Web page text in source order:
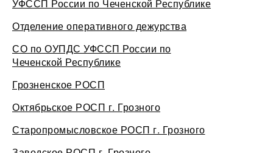
УФССП России по Чеченской Республике
Отделение оперативного дежурства
СО по ОУПДС УФССП России по
Чеченской Республике
Грозненское РОСП
Октябрьское РОСП г. Грозного
Старопромысловское РОСП г. Грозного